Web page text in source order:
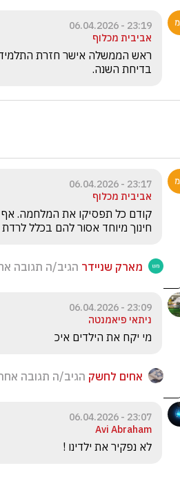
23:19 - 06.04.2026
אביבית מכלוף
בדיחת השנה.
23:17 - 06.04.2026
אביבית מכלוף
חינוך מיוחד אסור להם בכלל
מארק שניידר הגיב/ה תגובה
23:09 - 06.04.2026
ניתאי פיאמנטה
מי יקח את הילדים איכ
אחים לחשק הגיב/ה תגובה
23:07 - 06.04.2026
Avi Abraham
לא נפקיר את ילדינו !